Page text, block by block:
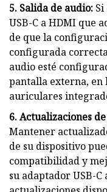
5. Salida de audio:
USB-C a HDMI que
de que la
configurada
audio esté
pantalla externa, en
auriculares
6. Actualizaciones
Mantener
de su dispositivo
compatibilidad y
su adaptador USB-